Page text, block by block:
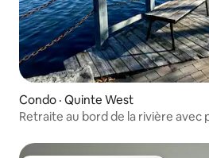
Condo · Quinte West
Retraite au bord de la rivière avec